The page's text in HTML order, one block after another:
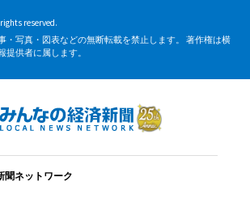
reserved.
・写真・図表などの無断転載を禁止します。 著作権は横
供者に属します。
聞ネットワーク